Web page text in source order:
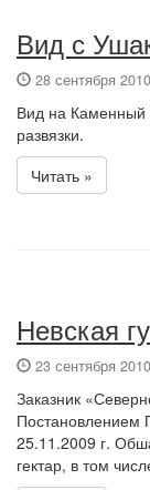
Вид с
28 сентября 2010
Вид на Каменный
развязки.
Читать »
Невская
23 сентября 2010
Заказник
Постановлением
25.11.2009 г.
гектар, в том